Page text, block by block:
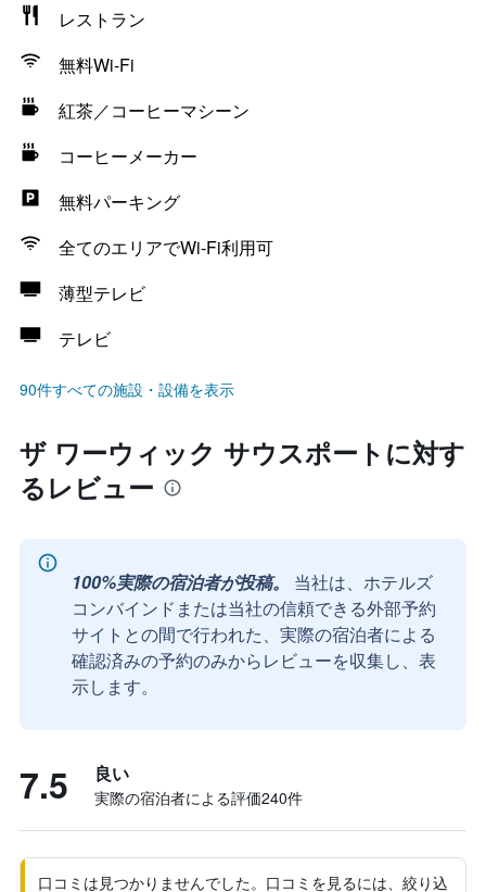
レストラン
無料Wi-Fi
紅茶／コーヒーマシーン
コーヒーメーカー
無料パーキング
全てのエリアでWi-Fi利用可
薄型テレビ
テレビ
90件すべての施設・設備を表示
ザ ワーウィック サウスポートに対す
るレビュー
100%実際の宿泊者が投稿。
当社は、ホテルズ
コンバインドまたは当社の信頼できる外部予約
サイトとの間で行われた、実際の宿泊者による
確認済みの予約のみからレビューを収集し、表
示します。
7.5 良い
実際の宿泊者による評価240​件
口コミは見つかりませんでした。口コミを見るには、絞り込